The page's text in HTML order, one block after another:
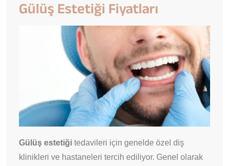
Gülüş Estetiği Fiyatları
Gülüş estetiği tedavileri için genelde özel diş
klinikleri ve hastaneleri tercih ediliyor. Genel olarak